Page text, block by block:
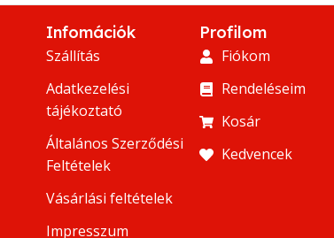
Infomációk
Szállítás
Adatkezelési
tájékoztató
Általános Szerződési
Feltételek
Vásárlási feltételek
Impresszum
Profilom
Fiókom
Rendeléseim
Kosár
Kedvencek